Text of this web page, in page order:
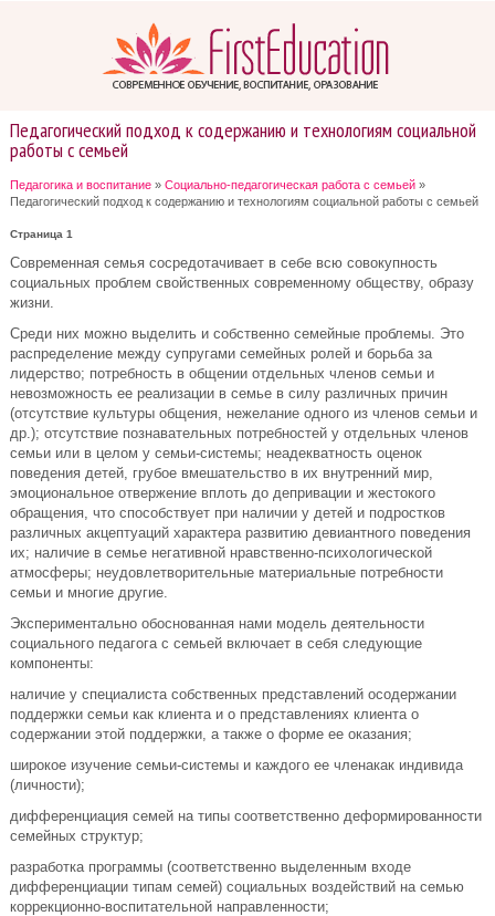
Педагогический подход к содержанию и технологиям социальной
работы с семьей
Педагогика и воспитание » Социально-педагогическая работа с семьей »
Педагогический подход к содержанию и технологиям социальной работы с семьей
Страница 1
Современная семья сосредотачивает в себе всю совокупность
социальных проблем свойственных современному обществу, образу
жизни.
Среди них можно выделить и собственно семейные проблемы. Это
распределение между супругами семейных ролей и борьба за
лидерство; потребность в общении отдельных членов семьи и
невозможность ее реализации в семье в силу различных причин
(отсутствие культуры общения, нежелание одного из членов семьи и
др.); отсутствие познавательных потребностей у отдельных членов
семьи или в целом у семьи-системы; неадекватность оценок
поведения детей, грубое вмешательство в их внутренний мир,
эмоциональное отвержение вплоть до депривации и жестокого
обращения, что способствует при наличии у детей и подростков
различных акцептуаций характера развитию девиантного поведения
их; наличие в семье негативной нравственно-психологической
атмосферы; неудовлетворительные материальные потребности
семьи и многие другие.
Экспериментально обоснованная нами модель деятельности
социального педагога с семьей включает в себя следующие
компоненты:
наличие у специалиста собственных представлений осодержании
поддержки семьи как клиента и о представлениях клиента о
содержании этой поддержки, а также о форме ее оказания;
широкое изучение семьи-системы и каждого ее членакак индивида
(личности);
дифференциация семей на типы соответственно деформированности
семейных структур;
разработка программы (соответственно выделенным входе
дифференциации типам семей) социальных воздействий на семью
коррекционно-воспитательной направленности;